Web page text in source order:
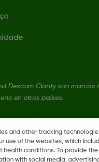
Dexcom Clarity son marcas
en otros países.
and other tracking
use of the websites, which
health conditions. To provide
with social media,